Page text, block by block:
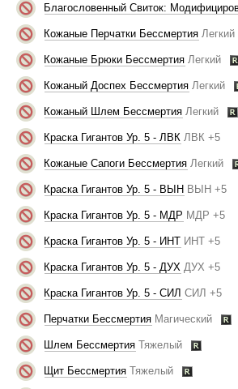
Благословенный Свиток:
Кожаные Перчатки Бессмертия Легкий
Кожаные Брюки Бессмертия Легкий
Кожаный Доспех Бессмертия Легкий
Кожаный Шлем Бессмертия Легкий
Краска Гигантов Ур. 5 - ЛВК ЛВК +5
Кожаные Сапоги Бессмертия Легкий
Краска Гигантов Ур. 5 - ВЫН ВЫН +5
Краска Гигантов Ур. 5 - МДР МДР +5
Краска Гигантов Ур. 5 - ИНТ ИНТ +5
Краска Гигантов Ур. 5 - ДУХ ДУХ +5
Краска Гигантов Ур. 5 - СИЛ СИЛ +5
Перчатки Бессмертия Магический
Шлем Бессмертия Тяжелый
Щит Бессмертия Тяжелый